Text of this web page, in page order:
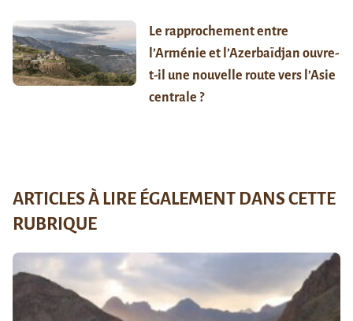
Le rapprochement entre
l’Arménie et l’Azerbaïdjan ouvre-
t-il une nouvelle route vers l’Asie
centrale ?
ARTICLES À LIRE ÉGALEMENT DANS CETTE
RUBRIQUE